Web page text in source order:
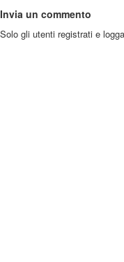
Invia un commento
Solo gli utenti registrati e